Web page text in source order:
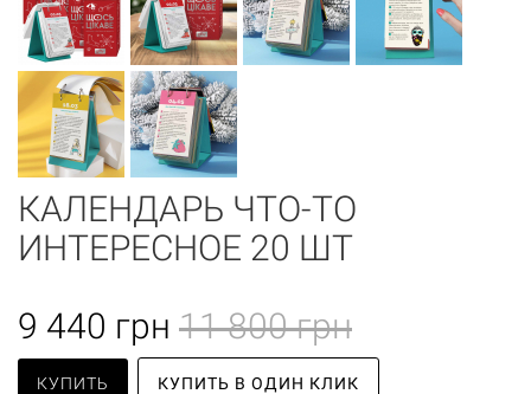
КАЛЕНДАРЬ ЧТО-ТО
ИНТЕРЕСНОЕ 20 ШТ
9 440 грн 11 800 грн
КУПИТЬ КУПИТЬ В ОДИН КЛИК